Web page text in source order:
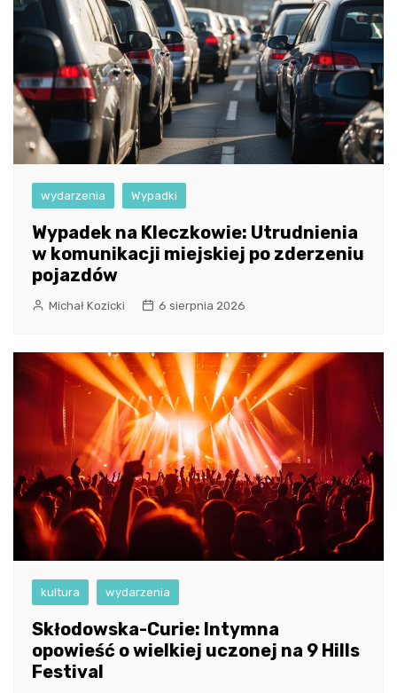
wydarzenia Wypadki
Wypadek na Kleczkowie: Utrudnienia
w komunikacji miejskiej po zderzeniu
pojazdów
Michał Kozicki 6 sierpnia 2026
kultura wydarzenia
Skłodowska-Curie: Intymna
opowieść o wielkiej uczonej na 9 Hills
Festival